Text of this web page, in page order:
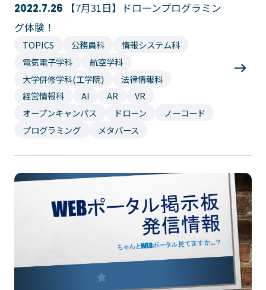
2022.7.26
【7月31日】ドローンプログラミン
グ体験！
TOPICS 公務員科
情報システム科
電気電子学科
航空学科
大学併修学科(工学院)
法律情報科
経営情報科
AI AR
VR
オープンキャンパス
ドローン
ノーコード
プログラミング
メタバース